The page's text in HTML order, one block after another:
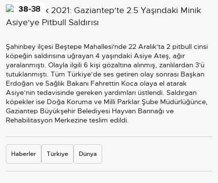
Şahinbey ilçesi Beştepe Mahallesi'nde 22 Aralık'ta 2 pitbull cinsi
köpeğin saldırısına uğrayan 4 yaşındaki Asiye Ateş, ağır
yaralanmıştı. Olayla ilgili 6 kişi gözaltına alınmış, zanlılardan 3'ü
tutuklanmıştı. Tüm Türkiye’de ses getiren olay sonrası Başkan
Erdoğan ve Sağlık Bakanı Fahrettin Koca olaya el atarak
Asiye’nin tedavisinde gereken yardımları üstlendi. Saldırgan
köpekler ise Doğa Koruma ve Milli Parklar Şube Müdürlüğünce,
Gaziantep Büyükşehir Belediyesi Hayvan Barınağı ve
Rehabilitasyon Merkezine teslim edildi.
38-38
Haberler Türkiye Dünya